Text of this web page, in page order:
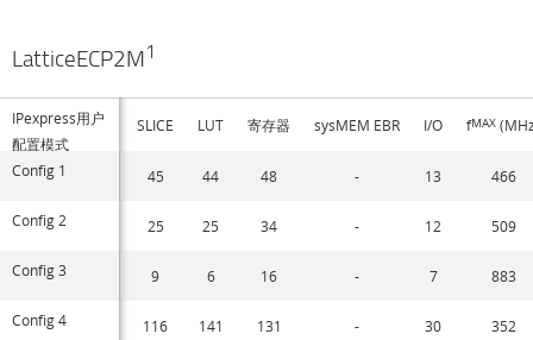
LatticeECP2M1
IPexpress用户
配置模式
SLICE LUT 寄存器 sysMEM EBR I/O fMAX
Config 1 45 44 48 - 13 466
Config 2 25 25 34 - 12 509
Config 3 9 6 16 - 7 883
Config 4 116 141 131 - 30 352